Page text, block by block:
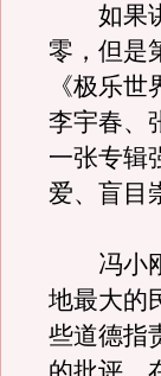
如果讲
零，但是
《极乐
李宇春、
一张专辑
爱、盲目
冯小刚
地最大的
些道德指